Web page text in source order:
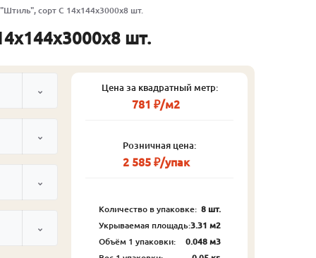
"Штиль", сорт С 14х144х3000х8 шт.
шт.
Цена за квадратный метр:
781 ₽/м2
Розничная цена:
2 585 ₽/упак
Количество в упаковке: 8 шт.
Укрываемая площадь:3.31 м2
Объём 1 упаковки:
0.048 м3